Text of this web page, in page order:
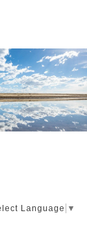
Language ▼